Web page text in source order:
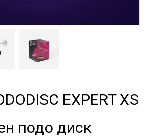
EXPERT XS
подо диск